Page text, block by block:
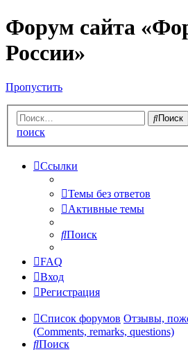
Форум сайта
России»
Пропустить
Поиск
поиск
Ссылки
Темы без ответов
Активные темы
Поиск
FAQ
Вход
Регистрация
Список форумов Отзывы,
(Comments, remarks, questions)
Поиск